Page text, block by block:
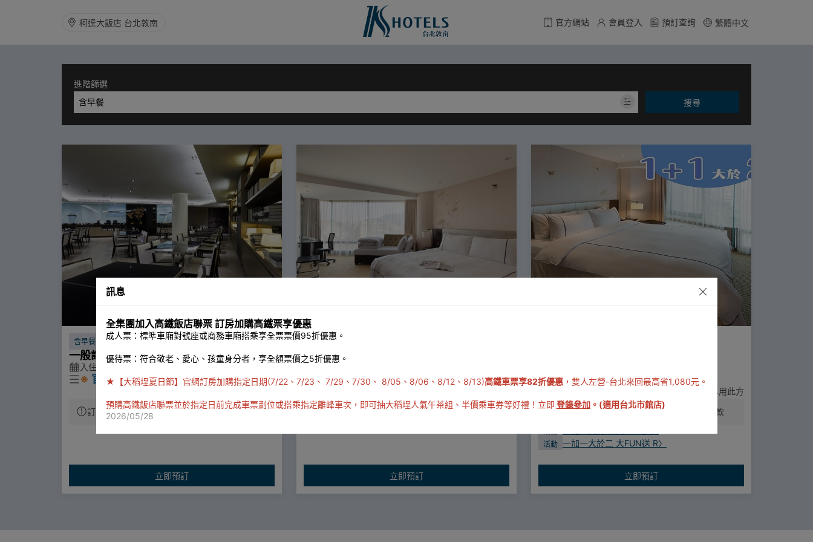
柯達大飯店 台北敦南 官方網站 會員登入 預訂查詢 繁體中文
進階篩選
含早餐
搜尋
含早餐
一般訂房含早餐
入住期間 2025/10/15 ~ 2027/12/30
※ 官網限定 超值含早專案
依專案房型人數致贈豐盛自助式早餐
房價已含稅與服務費
訂金 30% 入住前至少14天取消可全額退款
立即預訂
含早餐
加床方案
訂金 30%
入住前至少14天取消可全額退款
立即預訂
敦南店 一加一大於二 大FUN送~~
連住2晚以上 或 預定2間 同房型房間，即可享用此方
案優惠☺
3000元房價
每日限量間數，一起來柯達享受吧！
訂金 30% 入住前至少14天取消可全額退款
活動
活動 一加一大於二 大FUN送 R〉
立即預訂
訊息
全集團加入高鐵飯店聯票 訂房加購高鐵票享優惠
成人票：標準車廂對號座或商務車廂搭乘享全票票價95折優惠。
優待票：符合敬老、愛心、孩童身分者，享全額票價之5折優惠。
★【大稻埕夏日節】官網訂房加購指定日期(7/22、7/23、 7/29、7/30、 8/05、8/06、8/12、8/13)高鐵車票享82折優惠，雙人左營-台北來回最高省1,080元。
預購高鐵飯店聯票並於指定日前完成車票劃位或搭乘指定離峰車次，即可抽大稻埕人氣午茶組、半價乘車券等好禮！立即 登錄參加。(適用台北市館店)
2026/05/28